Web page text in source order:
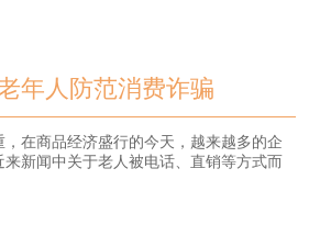
年人防范消费诈骗
，在商品经济盛行的今天，越来越多的企
新闻中关于老人被电话、直销等方式而